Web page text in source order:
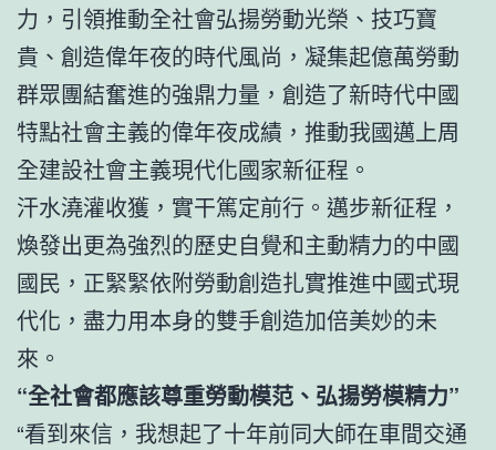
力，引領推動全社會弘揚勞動光榮、技巧寶
貴、創造偉年夜的時代風尚，凝集起億萬勞動
群眾團結奮進的強鼎力量，創造了新時代中國
特點社會主義的偉年夜成績，推動我國邁上周
全建設社會主義現代化國家新征程。
汗水澆灌收獲，實干篤定前行。邁步新征程，
煥發出更為強烈的歷史自覺和主動精力的中國
國民，正緊緊依附勞動創造扎實推進中國式現
代化，盡力用本身的雙手創造加倍美妙的未
來。
“全社會都應該尊重勞動模范、弘揚勞模精力”
“看到來信，我想起了十年前同大師在車間交通